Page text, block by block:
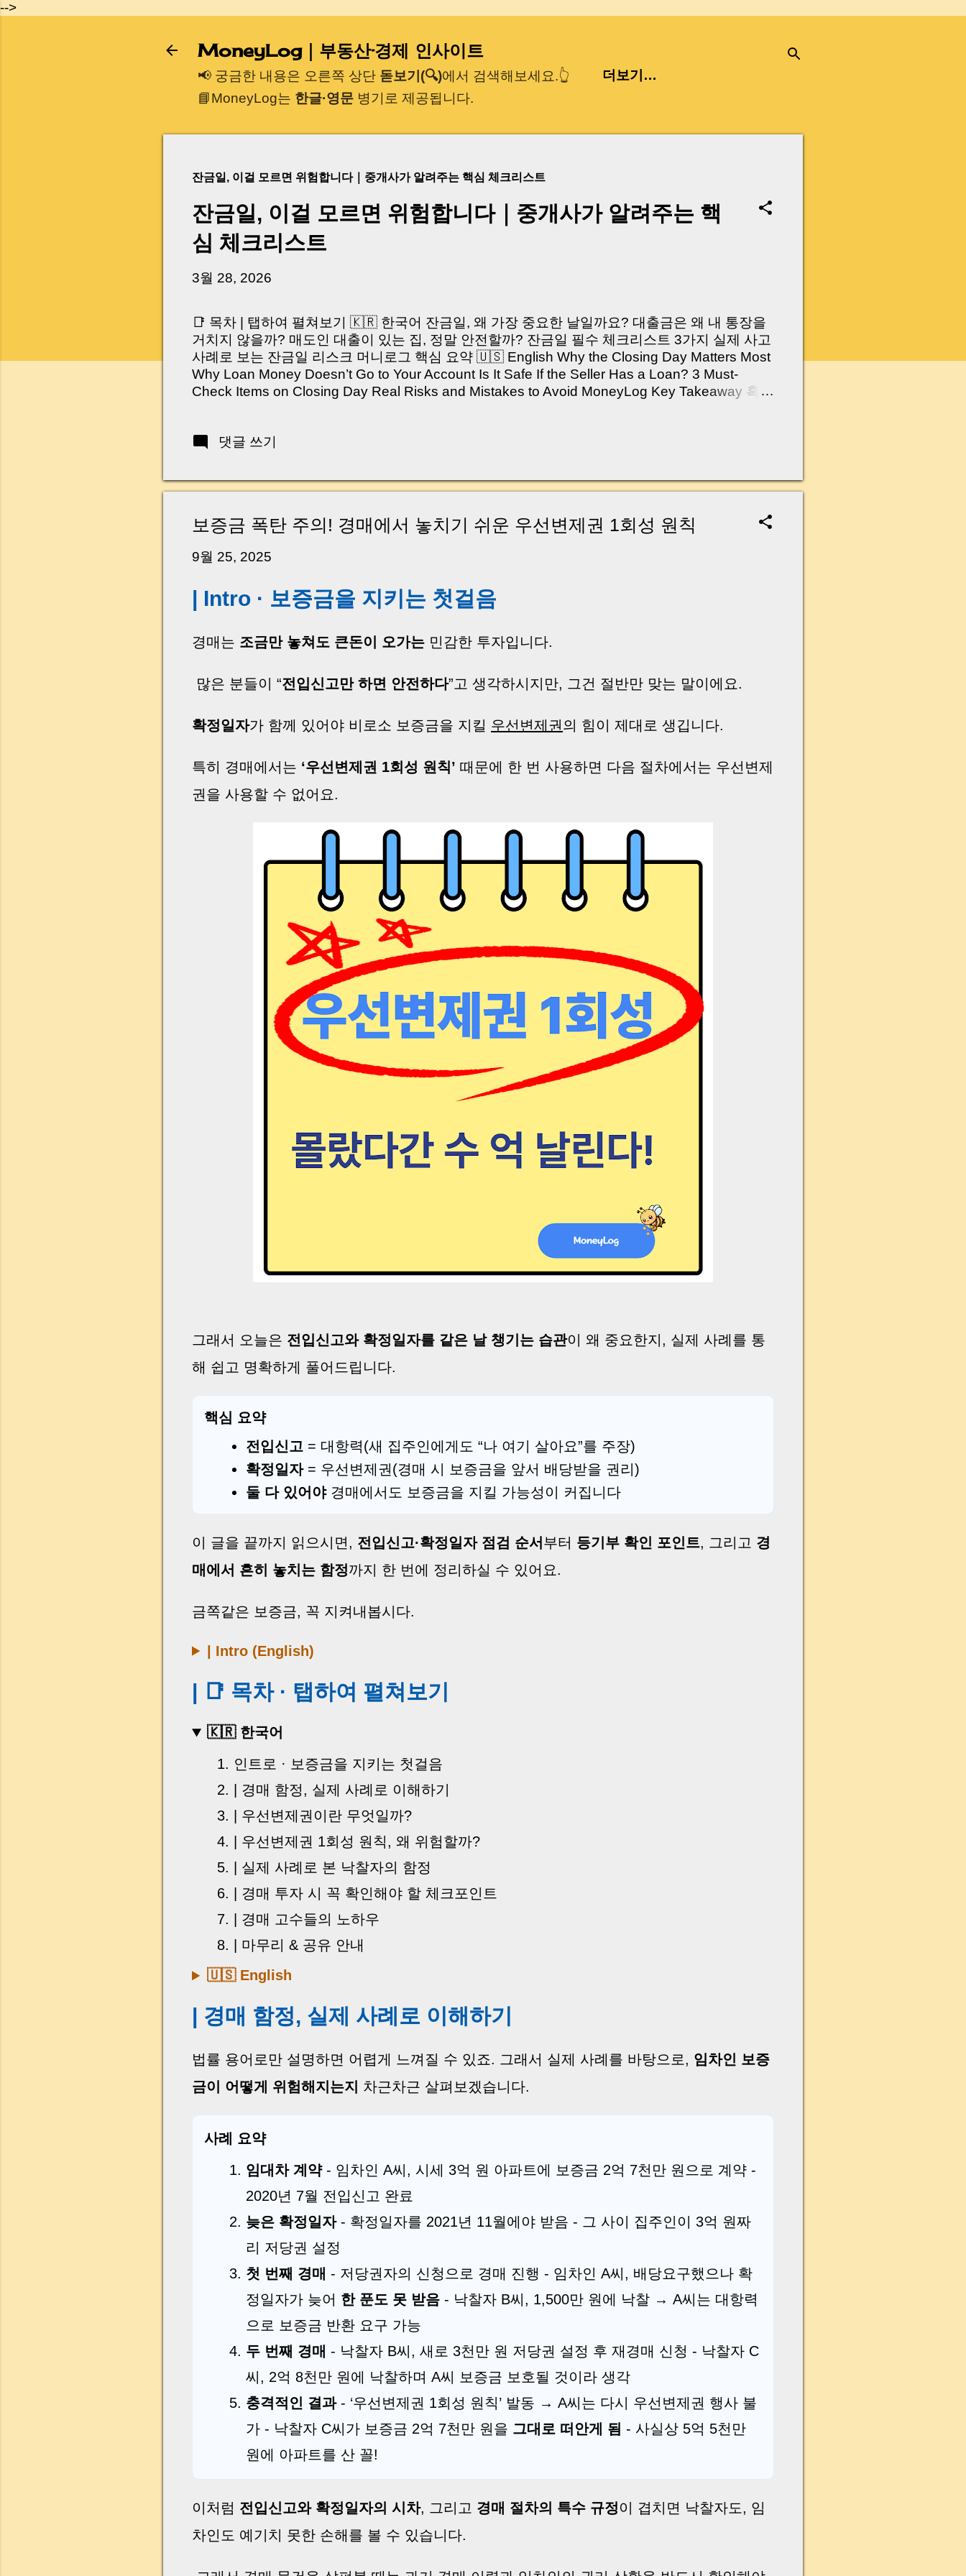
-->
기본 콘텐츠로 건너뛰기
MoneyLog｜부동산·경제 인사이트
📢 궁금한 내용은 오른쪽 상단 돋보기(🔍)에서 검색해보세요.👆
📘MoneyLog는 한글·영문 병기로 제공됩니다.
더보기…
잔금일, 이걸 모르면 위험합니다｜중개사가 알려주는 핵심 체크리스트
잔금일, 이걸 모르면 위험합니다｜중개사가 알려주는 핵
심 체크리스트
3월 28, 2026
📑 목차 | 탭하여 펼쳐보기 🇰🇷 한국어 잔금일, 왜 가장 중요한 날일까요? 대출금은 왜 내 통장을
거치지 않을까? 매도인 대출이 있는 집, 정말 안전할까? 잔금일 필수 체크리스트 3가지 실제 사고
사례로 보는 잔금일 리스크 머니로그 핵심 요약 🇺🇸 English Why the Closing Day Matters Most
Why Loan Money Doesn’t Go to Your Account Is It Safe If the Seller Has a Loan? 3 Must-
Check Items on Closing Day Real Risks and Mistakes to Avoid MoneyLog Key Takeaway 혹시
억 원이 한 번에 움직이는 가장 긴장되는 순간 입니다. 실제로 제가 중개 현장에서 겪었던 일입니
황이 있었습니다. 또 어떤 분은 이렇게 말씀하십니다. “내 대출인데 왜 내 통장으로 안 들어오죠?”
“매도인이 대출 안 갚고 도망가면 어떡하죠?” 이 모든 불안, 사실은 ‘구조’를 몰라서 생기는 걱정입
꼭 준비해야 하는지 중개 실무 기준으로 아주 쉽게 풀어드리겠습니다. 이 글 하나만 제대로 이해
Introduction (Tap to expand) Have you ever thought like this? “Closing day…...
댓글 쓰기
보증금 폭탄 주의! 경매에서 놓치기 쉬운 우선변제권 1회성 원칙
9월 25, 2025
| Intro · 보증금을 지키는 첫걸음
경매는 조금만 놓쳐도 큰돈이 오가는 민감한 투자입니다.
많은 분들이 “전입신고만 하면 안전하다”고 생각하시지만, 그건 절반만 맞는 말이에요.
확정일자가 함께 있어야 비로소 보증금을 지킬 우선변제권의 힘이 제대로 생깁니다.
특히 경매에서는 ‘우선변제권 1회성 원칙’ 때문에 한 번 사용하면 다음 절차에서는 우선변제
권을 사용할 수 없어요.
그래서 오늘은 전입신고와 확정일자를 같은 날 챙기는 습관이 왜 중요한지, 실제 사례를 통
해 쉽고 명확하게 풀어드립니다.
핵심 요약
전입신고 = 대항력(새 집주인에게도 “나 여기 살아요”를 주장)
확정일자= 우선변제권(경매 시 보증금을 앞서 배당받을 권리)
둘 다 있어야경매에서도 보증금을 지킬 가능성이 커집니다
이 글을 끝까지 읽으시면, 전입신고·확정일자 점검 순서부터 등기부 확인 포인트, 그리고 경
매에서 흔히 놓치는 함정까지 한 번에 정리하실 수 있어요.
금쪽같은 보증금, 꼭 지켜내봅시다.
| Intro (English)
| 📑 목차 · 탭하여 펼쳐보기
🇰🇷 한국어
인트로 · 보증금을 지키는 첫걸음
| 경매 함정, 실제 사례로 이해하기
| 우선변제권이란 무엇일까?
| 우선변제권 1회성 원칙, 왜 위험할까?
| 실제 사례로 본 낙찰자의 함정
| 경매 투자 시 꼭 확인해야 할 체크포인트
| 경매 고수들의 노하우
| 마무리 & 공유 안내
🇺🇸 English
| 경매 함정, 실제 사례로 이해하기
법률 용어로만 설명하면 어렵게 느껴질 수 있죠. 그래서 실제 사례를 바탕으로, 임차인 보증
금이 어떻게 위험해지는지 차근차근 살펴보겠습니다.
사례 요약
임대차 계약- 임차인 A씨, 시세 3억 원 아파트에 보증금 2억 7천만 원으로 계약 -
2020년 7월 전입신고 완료
늦은 확정일자- 확정일자를 2021년 11월에야 받음 - 그 사이 집주인이 3억 원짜
리 저당권 설정
첫 번째 경매 - 저당권자의 신청으로 경매 진행 - 임차인 A씨, 배당요구했으나 확
정일자가 늦어 한 푼도 못 받음 - 낙찰자 B씨, 1,500만 원에 낙찰 → A씨는 대항력
으로 보증금 반환 요구 가능
두 번째 경매 - 낙찰자 B씨, 새로 3천만 원 저당권 설정 후 재경매 신청 - 낙찰자 C
씨, 2억 8천만 원에 낙찰하며 A씨 보증금 보호될 것이라 생각
충격적인 결과- ‘우선변제권 1회성 원칙’ 발동 → A씨는 다시 우선변제권 행사 불
가 - 낙찰자 C씨가 보증금 2억 7천만 원을 그대로 떠안게 됨 - 사실상 5억 5천만
원에 아파트를 산 꼴!
이처럼 전입신고와 확정일자의 시차, 그리고 경매 절차의 특수 규정이 겹치면 낙찰자도, 임
차인도 예기치 못한 손해를 볼 수 있습니다.